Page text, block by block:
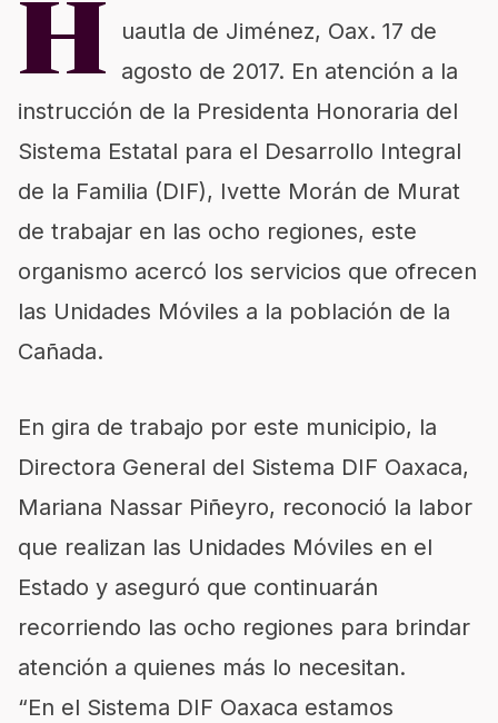
H
uautla de Jiménez, Oax. 17 de
agosto de 2017. En atención a la
instrucción de la Presidenta Honoraria del
Sistema Estatal para el Desarrollo Integral
de la Familia (DIF), Ivette Morán de Murat
de trabajar en las ocho regiones, este
organismo acercó los servicios que ofrecen
las Unidades Móviles a la población de la
Cañada.
En gira de trabajo por este municipio, la
Directora General del Sistema DIF Oaxaca,
Mariana Nassar Piñeyro, reconoció la labor
que realizan las Unidades Móviles en el
Estado y aseguró que continuarán
recorriendo las ocho regiones para brindar
atención a quienes más lo necesitan.
“En el Sistema DIF Oaxaca estamos